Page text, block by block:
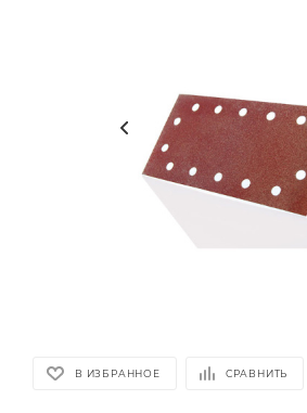
В ИЗБРАННОЕ СРАВНИТЬ